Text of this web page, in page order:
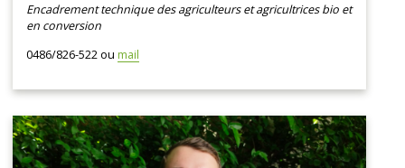
Encadrement technique des agriculteurs et agricultrices bio et
en conversion
0486/826-522 ou mail